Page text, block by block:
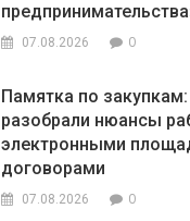
07.08.2026 0
Памятка по
разобрали нюансы
электронными
договорами
07.08.2026 0